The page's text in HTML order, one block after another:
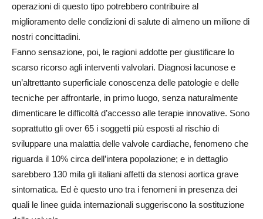
operazioni di questo tipo potrebbero contribuire al
miglioramento delle condizioni di salute di almeno un milione di
nostri concittadini.
Fanno sensazione, poi, le ragioni addotte per giustificare lo
scarso ricorso agli interventi valvolari. Diagnosi lacunose e
un’altrettanto superficiale conoscenza delle patologie e delle
tecniche per affrontarle, in primo luogo, senza naturalmente
dimenticare le difficoltà d’accesso alle terapie innovative. Sono
soprattutto gli over 65 i soggetti più esposti al rischio di
sviluppare una malattia delle valvole cardiache, fenomeno che
riguarda il 10% circa dell’intera popolazione; e in dettaglio
sarebbero 130 mila gli italiani affetti da stenosi aortica grave
sintomatica. Ed è questo uno tra i fenomeni in presenza dei
quali le linee guida internazionali suggeriscono la sostituzione